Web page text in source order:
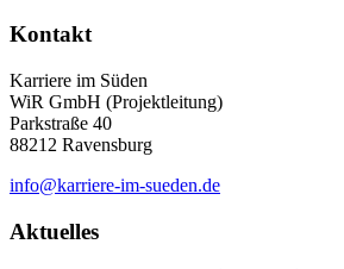
Kontakt
Karriere im Süden
WiR GmbH (Projektleitung)
Parkstraße 40
88212 Ravensburg
info@karriere-im-sueden.de
Aktuelles